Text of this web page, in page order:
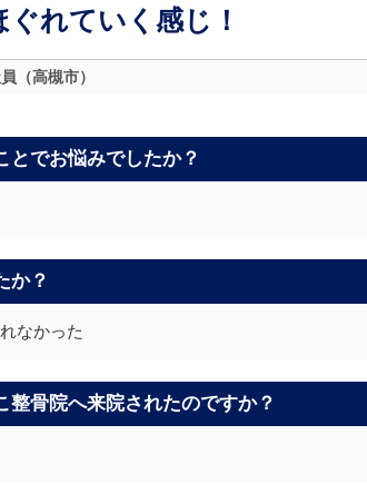
れていく感じ！
高槻市）
とでお悩みでしたか？
か？
なかった
骨院へ来院されたのですか？